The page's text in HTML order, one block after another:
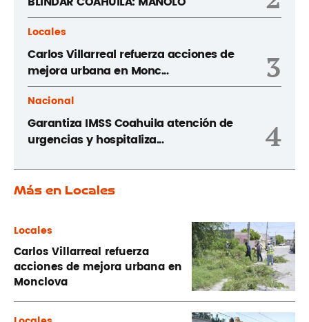
Locales
Carlos Villarreal refuerza acciones de
mejora urbana en Monc...
3
Nacional
Garantiza IMSS Coahuila atención de
urgencias y hospitaliza...
4
Más en Locales
Locales
Carlos Villarreal refuerza
acciones de mejora urbana en
Monclova